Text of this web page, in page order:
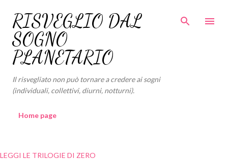
Passa ai contenuti principali
RISVEGLIO DAL
SOGNO
PLANETARIO
Il risvegliato non può tornare a credere ai sogni
(individuali, collettivi, diurni, notturni).
Home page
LEGGI LE TRILOGIE DI ZERO